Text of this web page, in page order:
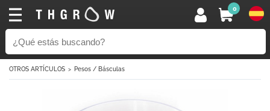
0
OTROS ARTÍCULOS Pesos / Básculas